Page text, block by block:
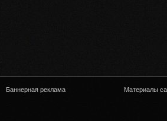
Баннерная реклама Материалы